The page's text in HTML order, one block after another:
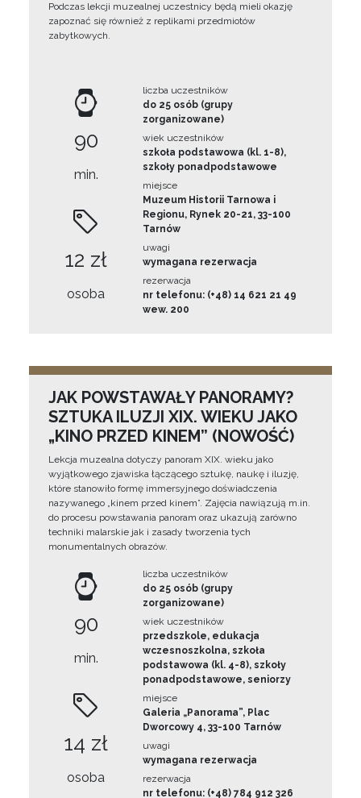
Podczas lekcji muzealnej uczestnicy będą mieli okazję
zapoznać się również z replikami przedmiotów
zabytkowych.
90
min.
12 zł
osoba
liczba uczestników
do 25 osób (grupy
zorganizowane)
wiek uczestników
szkoła podstawowa (kl. 1-8),
szkoły ponadpodstawowe
miejsce
Muzeum Historii Tarnowa i
Regionu, Rynek 20-21, 33-100
Tarnów
uwagi
wymagana rezerwacja
rezerwacja
nr telefonu: (+48) 14 621 21 49
wew. 200
JAK POWSTAWAŁY PANORAMY?
SZTUKA ILUZJI XIX. WIEKU JAKO
„KINO PRZED KINEM” (NOWOŚĆ)
Lekcja muzealna dotyczy panoram XIX. wieku jako
wyjątkowego zjawiska łączącego sztukę, naukę i iluzję,
które stanowiło formę immersyjnego doświadczenia
nazywanego „kinem przed kinem”. Zajęcia nawiązują m.in.
do procesu powstawania panoram oraz ukazują zarówno
techniki malarskie jak i zasady tworzenia tych
monumentalnych obrazów.
90
min.
14 zł
osoba
liczba uczestników
do 25 osób (grupy
zorganizowane)
wiek uczestników
przedszkole, edukacja
wczesnoszkolna, szkoła
podstawowa (kl. 4-8), szkoły
ponadpodstawowe, seniorzy
miejsce
Galeria „Panorama”, Plac
Dworcowy 4, 33-100 Tarnów
uwagi
wymagana rezerwacja
rezerwacja
nr telefonu: (+48) 784 912 326